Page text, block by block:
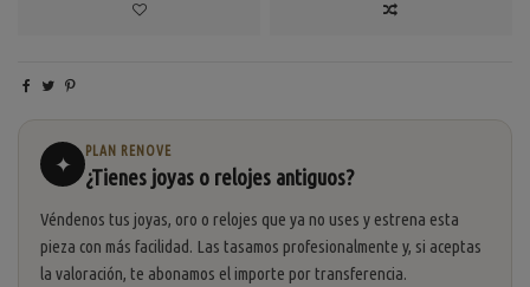
✦
PLAN RENOVE
¿Tienes joyas o relojes antiguos?
Véndenos tus joyas, oro o relojes que ya no uses y estrena esta
pieza con más facilidad. Las tasamos profesionalmente y, si aceptas
la valoración, te abonamos el importe por transferencia.